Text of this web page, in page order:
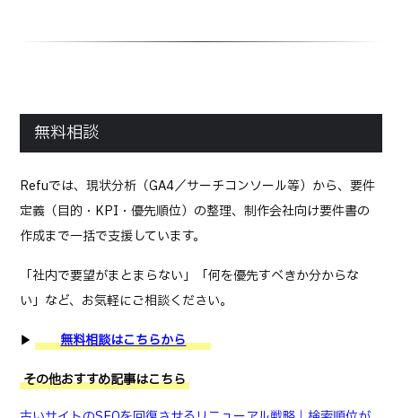
無料相談
Refuでは、現状分析（GA4／サーチコンソール等）から、要件
定義（目的・KPI・優先順位）の整理、制作会社向け要件書の
作成まで一括で支援しています。
「社内で要望がまとまらない」「何を優先すべきか分からな
い」など、お気軽にご相談ください。
▶ 無料相談はこちらから
その他おすすめ記事はこちら